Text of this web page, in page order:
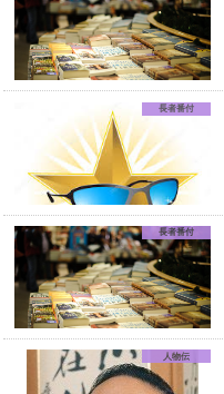
長者番付
長者番付
人物伝